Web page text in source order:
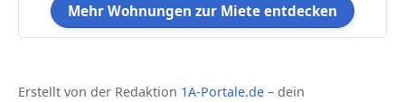
Mehr Wohnungen zur Miete entdecken
Erstellt von der Redaktion 1A-Portale.de – dein